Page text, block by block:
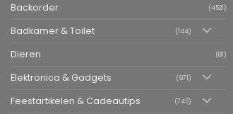
Backorder (4521)
Badkamer & Toilet (144)
Dieren (81)
Elektronica & Gadgets (971)
Feestartikelen & Cadeautips (745)